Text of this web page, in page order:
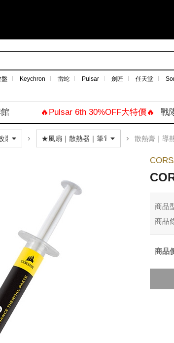
盤 Keychron 雷蛇 Pulsar 劍匠 任天堂
🔥Pulsar 6th 30%OFF大特價🔥 戰
散熱膏｜導
商品
商品
商品